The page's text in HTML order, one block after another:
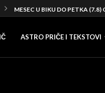
MESEC U BIKU DO PETKA (7.8)
ASTRO PRIČE I TEKSTOVI